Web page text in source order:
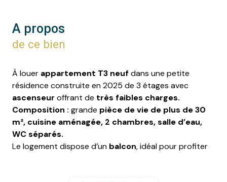
A propos
de ce bien
À louer appartement T3 neuf dans une petite
résidence construite en 2025 de 3 étages avec
ascenseur offrant de très faibles charges.
Composition : grande pièce de vie de plus de 30
m², cuisine aménagée, 2 chambres, salle d’eau,
WC séparés.
Le logement dispose d’un balcon, idéal pour profiter